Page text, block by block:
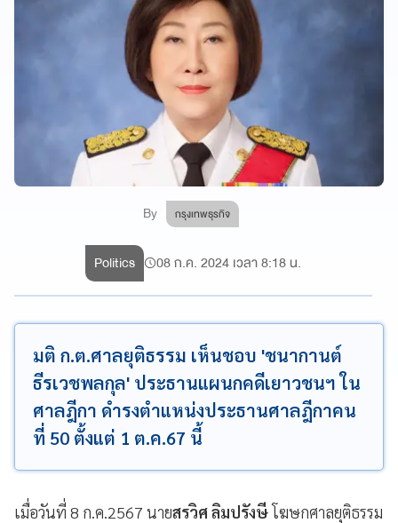
By กรุงเทพธุรกิจ
Politics 08 ก.ค. 2024 เวลา 8:18 น.
มติ ก.ต.ศาลยุติธรรม เห็นชอบ 'ชนากานต์
ธีรเวชพลกุล' ประธานแผนกคดีเยาวชนฯ ใน
ศาลฎีกา ดำรงตำแหน่งประธานศาลฎีกาคน
ที่ 50 ตั้งแต่ 1 ต.ค.67 นี้
เมื่อวันที่ 8 ก.ค.2567 นายสรวิศ ลิมปรังษีโฆษกศาลยุติธรรม